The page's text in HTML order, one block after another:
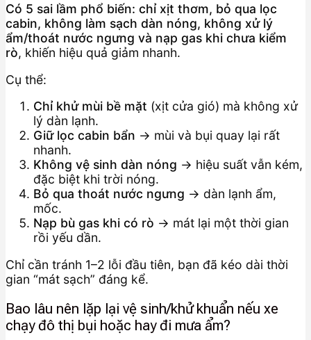
Có 5 sai lầm phổ biến: chỉ xịt thơm, bỏ qua lọc
cabin, không làm sạch dàn nóng, không xử lý
ẩm/thoát nước ngưng và nạp gas khi chưa kiểm
rò, khiến hiệu quả giảm nhanh.
Cụ thể:
Chỉ khử mùi bề mặt (xịt cửa gió) mà không xử
lý dàn lạnh.
Giữ lọc cabin bẩn → mùi và bụi quay lại rất
nhanh.
Không vệ sinh dàn nóng → hiệu suất vẫn kém,
đặc biệt khi trời nóng.
Bỏ qua thoát nước ngưng → dàn lạnh ẩm,
mốc.
Nạp bù gas khi có rò → mát lại một thời gian
rồi yếu dần.
Chỉ cần tránh 1–2 lỗi đầu tiên, bạn đã kéo dài thời
gian “mát sạch” đáng kể.
Bao lâu nên lặp lại vệ sinh/khử khuẩn nếu xe
chạy đô thị bụi hoặc hay đi mưa ẩm?